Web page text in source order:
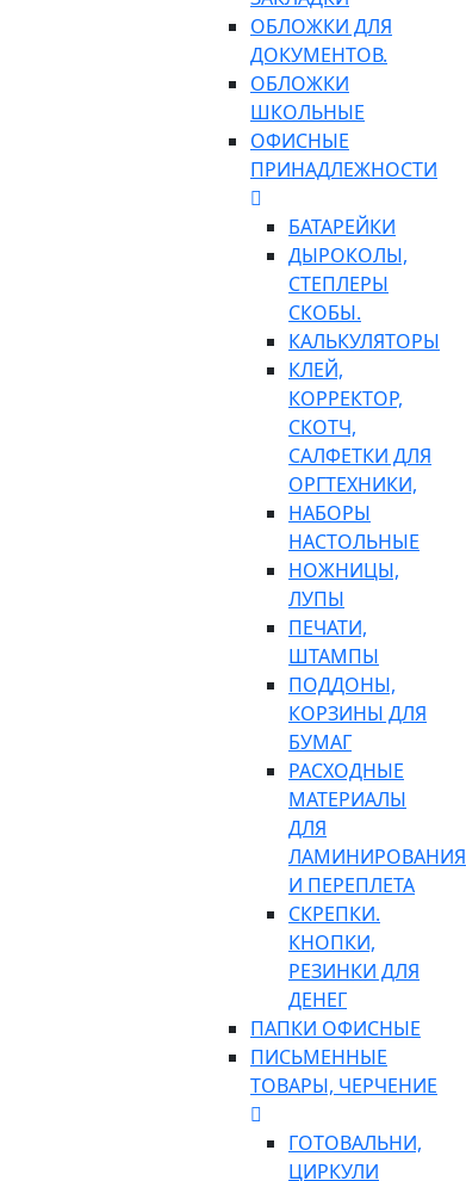
ОБЛОЖКИ ДЛЯ
ДОКУМЕНТОВ.
ОБЛОЖКИ
ШКОЛЬНЫЕ
ОФИСНЫЕ
ПРИНАДЛЕЖНОСТИ
БАТАРЕЙКИ
ДЫРОКОЛЫ,
СТЕПЛЕРЫ
СКОБЫ.
КАЛЬКУЛЯТОРЫ
КЛЕЙ,
КОРРЕКТОР,
СКОТЧ,
САЛФЕТКИ ДЛЯ
ОРГТЕХНИКИ,
НАБОРЫ
НАСТОЛЬНЫЕ
НОЖНИЦЫ,
ЛУПЫ
ПЕЧАТИ,
ШТАМПЫ
ПОДДОНЫ,
КОРЗИНЫ ДЛЯ
БУМАГ
РАСХОДНЫЕ
МАТЕРИАЛЫ
ДЛЯ
ЛАМИНИРОВАНИЯ
И ПЕРЕПЛЕТА
СКРЕПКИ.
КНОПКИ,
РЕЗИНКИ ДЛЯ
ДЕНЕГ
ПАПКИ ОФИСНЫЕ
ПИСЬМЕННЫЕ
ТОВАРЫ, ЧЕРЧЕНИЕ
ГОТОВАЛЬНИ,
ЦИРКУЛИ